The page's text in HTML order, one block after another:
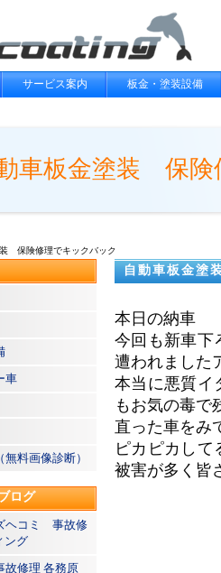
サービス案内 板金・塗装設備
車板金塗装 保険
保険修理でキックバック
自動車板金塗
本日の納車
今回も新車下
遭われました
本当に悪質イ
もお気の毒で
直った車をみ
ピカピカし
被害が多く皆
車
料画像診断）
ログ
ヘコミ 事故修
グ
故修理 各務原